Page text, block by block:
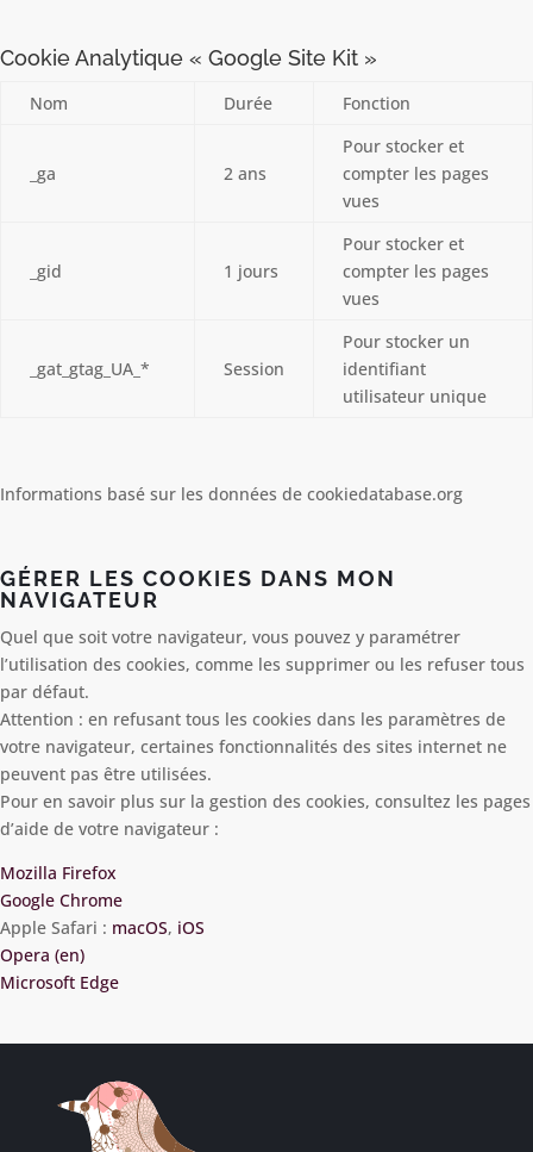
Cookie Analytique « Google Site Kit »
Nom Durée Fonction
_ga 2 ans
Pour stocker et
compter les pages
vues
_gid 1 jours
Pour stocker et
compter les pages
vues
_gat_gtag_UA_* Session
Pour stocker un
identifiant
utilisateur unique
Informations basé sur les données de cookiedatabase.org
GÉRER LES COOKIES DANS MON
NAVIGATEUR
Quel que soit votre navigateur, vous pouvez y paramétrer
l’utilisation des cookies, comme les supprimer ou les refuser tous
par défaut.
Attention : en refusant tous les cookies dans les paramètres de
votre navigateur, certaines fonctionnalités des sites internet ne
peuvent pas être utilisées.
Pour en savoir plus sur la gestion des cookies, consultez les pages
d’aide de votre navigateur :
Mozilla Firefox
Google Chrome
Apple Safari : macOS, iOS
Opera (en)
Microsoft Edge